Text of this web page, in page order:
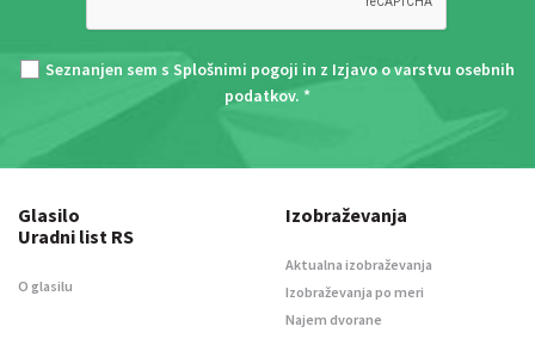
Seznanjen sem s Splošnimi pogoji in z Izjavo o varstvu osebnih
podatkov. *
Glasilo
Uradni list RS
O glasilu
Izobraževanja
Aktualna izobraževanja
Izobraževanja po meri
Najem dvorane